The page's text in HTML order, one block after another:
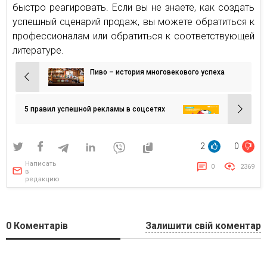
быстро реагировать. Если вы не знаете, как создать
успешный сценарий продаж, вы можете обратиться к
профессионалам или обратиться к соответствующей
литературе.
Навигация
по
записям
Пиво – история многовекового успеха
5 правил успешной рекламы в соцсетях
2 0
Написать
в
редакцию
0 2369
0 Коментарів Залишити свій коментар